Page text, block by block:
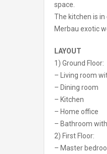
space.
The kitchen is
Merbau exotic
LAYOUT
1) Ground Floor:
– Living room
– Dining room
– Kitchen
– Home office
– Bathroom
2) First Floor:
– Master